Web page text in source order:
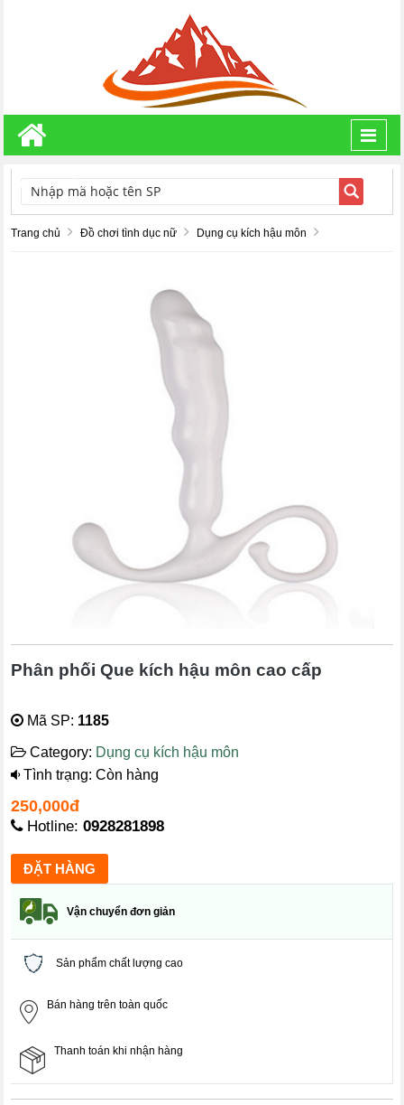
TÌM KIẾM
Trang chủ Đồ chơi tình dục nữ Dụng cụ kích hậu môn
Phân phối Que kích hậu môn cao cấp
Mã SP: 1185
Category: Dụng cụ kích hậu môn
Tình trạng: Còn hàng
250,000đ
Hotline:0928281898
Vận chuyển đơn giản
Sản phẩm chất lượng cao
Bán hàng trên toàn quốc
Thanh toán khi nhận hàng